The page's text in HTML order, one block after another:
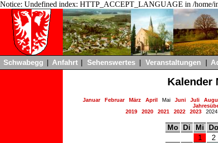
Notice: Undefined index: HTTP_ACCEPT_LANGUAGE in /home/
Schwabegg Anfahrt Sehenswertes Veranstaltungen
Kalender
Januar Februar März April Mai Juni Juli
2019
2020 2021 2022 2023
Mo Di Mi
Do
1
2